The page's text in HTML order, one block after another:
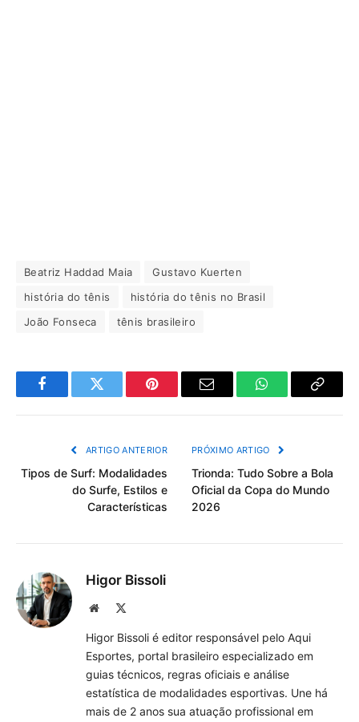
Beatriz Haddad Maia
Gustavo Kuerten
história do tênis
história do tênis no Brasil
João Fonseca
tênis brasileiro
FacebookTwitter Pinterest Email WhatsAppCopiar
ARTIGO ANTERIOR
Tipos de Surf: Modalidades
do Surfe, Estilos e
Características
PRÓXIMO ARTIGO
Trionda: Tudo Sobre a Bola
Oficial da Copa do Mundo
2026
Higor Bissoli
Site
Higor Bissoli é editor responsável pelo Aqui
Esportes, portal brasileiro especializado em
guias técnicos, regras oficiais e análise
estatística de modalidades esportivas. Une há
mais de 2 anos sua atuação profissional em